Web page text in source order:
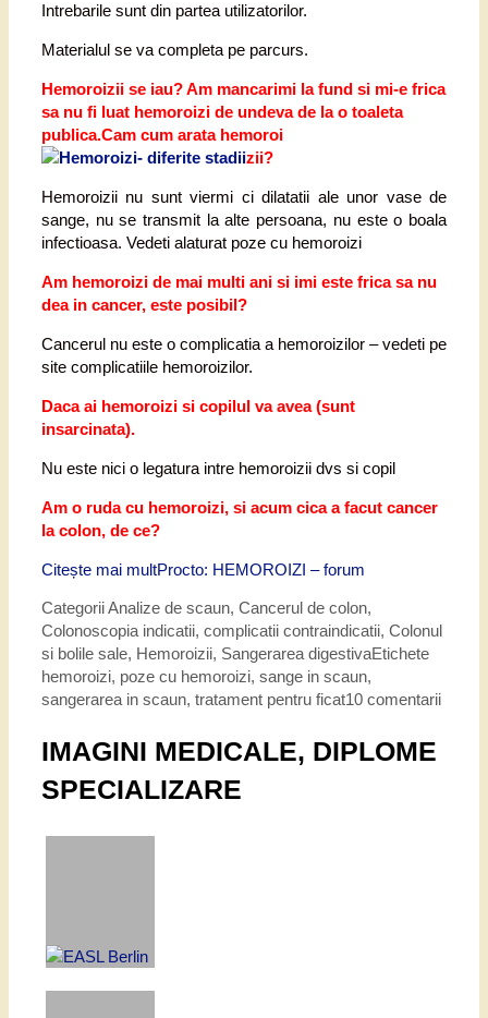
Intrebarile sunt din partea utilizatorilor.
Materialul se va completa pe parcurs.
Hemoroizii se iau? Am mancarimi la fund si mi-e frica
sa nu fi luat hemoroizi de undeva de la o toaleta
publica.Cam cum arata hemoroi
zii?
Hemoroizii nu sunt viermi ci dilatatii ale unor vase de
sange, nu se transmit la alte persoana, nu este o boala
infectioasa. Vedeti alaturat poze cu hemoroizi
Am hemoroizi de mai multi ani si imi este frica sa nu
dea in cancer, este posibil?
Cancerul nu este o complicatia a hemoroizilor – vedeti pe
site complicatiile hemoroizilor.
Daca ai hemoroizi si copilul va avea (sunt
insarcinata).
Nu este nici o legatura intre hemoroizii dvs si copil
Am o ruda cu hemoroizi, si acum cica a facut cancer
la colon, de ce?
Citește mai multProcto: HEMOROIZI – forum
CategoriiAnalize de scaun, Cancerul de colon,
Colonoscopia indicatii, complicatii contraindicatii, Colonul
si bolile sale, Hemoroizii, Sangerarea digestivaEtichete
hemoroizi, poze cu hemoroizi, sange in scaun,
sangerarea in scaun, tratament pentru ficat10 comentarii
IMAGINI MEDICALE, DIPLOME
SPECIALIZARE